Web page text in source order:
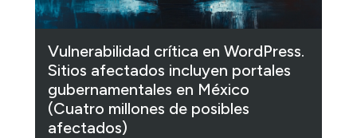
Vulnerabilidad crítica en WordPress.
Sitios afectados incluyen portales
gubernamentales en México
(Cuatro millones de posibles
afectados)